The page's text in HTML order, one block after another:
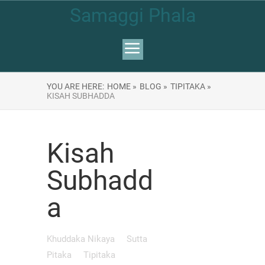
Samaggi Phala
YOU ARE HERE: HOME » BLOG » TIPITAKA »
KISAH SUBHADDA
Kisah
Subhadd
a
Khuddaka Nikaya
Sutta
Pitaka
Tipitaka